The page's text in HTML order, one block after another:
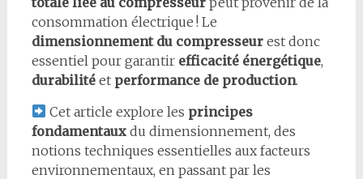
consommation électrique ! Le
dimensionnement du compresseurest donc
essentiel pour garantir efficacité énergétique,
durabilitéet performance de production.
Cet article explore les principes
fondamentauxdu dimensionnement, des
notions techniques essentielles aux facteurs
environnementaux, en passant par les